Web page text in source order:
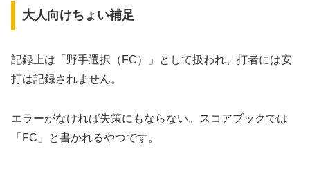
大人向けちょい補足
記録上は「野手選択（FC）」として扱われ、打者には安
打は記録されません。
エラーがなければ失策にもならない。スコアブックでは
「FC」と書かれるやつです。